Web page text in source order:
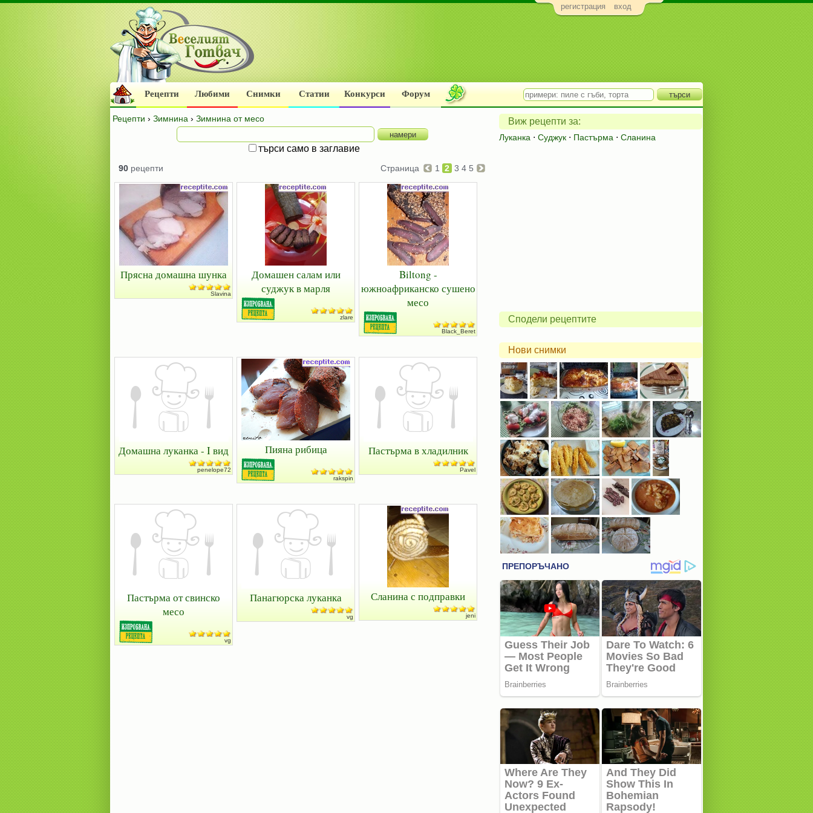
регистрация вход
Рецепти Любими Снимки Статии Конкурси Форум
Рецепти › Зимнина › Зимнина от месо
търси само в заглавие
90 рецепти Страница 1 2 3 4 5
Прясна домашна шунка
Slavina
Домашен салам или
суджук в марля
zlare
Biltong -
южноафриканско сушено
месо
Black_Beret
Домашна луканка - I вид
penelope72
Пияна рибица
rakspin
Пастърма в хладилник
Pavel
Пастърма от свинско
месо
vg
Панагюрска луканка
vg
Сланина с подправки
jeni
Виж рецепти за:
Луканка ⋅ Суджук ⋅ Пастърма ⋅ Сланина
Сподели рецептите
Нови снимки